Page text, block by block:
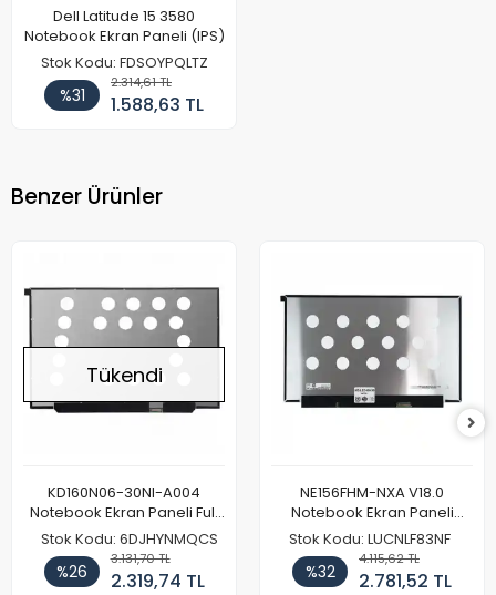
Dell Latitude 15 3580
Notebook Ekran Paneli (IPS)
Stok Kodu: FDSOYPQLTZ
%31
2.314,61 TL
1.588,63 TL
Benzer Ürünler
Tükendi
KD160N06-30NI-A004
Notebook Ekran Paneli Full
HD
Stok Kodu: 6DJHYNMQCS
%26
3.131,70 TL
2.319,74 TL
NE156FHM-NXA V18.0
Notebook Ekran Paneli
144Hz
Stok Kodu: LUCNLF83NF
%32
4.115,62 TL
2.781,52 TL